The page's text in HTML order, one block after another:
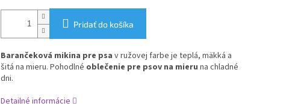
Pridať do košíka
Barančeková mikina pre psa v ružovej farbe je teplá, mäkká a
šitá na mieru. Pohodlné oblečenie pre psov na mieru na chladné
dni.
Detailné informácie